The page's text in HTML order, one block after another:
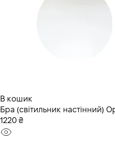
В кошик
Бра (світильник настінний)
1220 ₴